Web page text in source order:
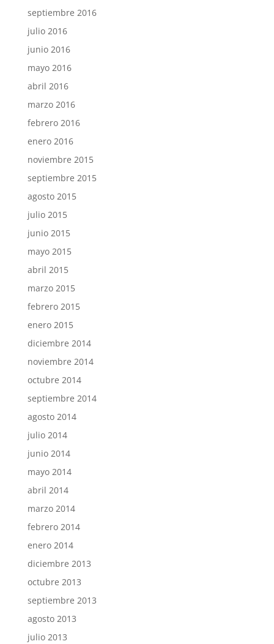
septiembre 2016
julio 2016
junio 2016
mayo 2016
abril 2016
marzo 2016
febrero 2016
enero 2016
noviembre 2015
septiembre 2015
agosto 2015
julio 2015
junio 2015
mayo 2015
abril 2015
marzo 2015
febrero 2015
enero 2015
diciembre 2014
noviembre 2014
octubre 2014
septiembre 2014
agosto 2014
julio 2014
junio 2014
mayo 2014
abril 2014
marzo 2014
febrero 2014
enero 2014
diciembre 2013
octubre 2013
septiembre 2013
agosto 2013
julio 2013